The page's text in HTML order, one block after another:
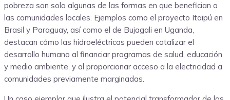
pobreza son solo algunas de las formas en que benefician a
las comunidades locales. Ejemplos como el proyecto Itaipú en
Brasil y Paraguay, así como el de Bujagali en Uganda,
destacan cómo las hidroeléctricas pueden catalizar el
desarrollo humano al financiar programas de salud, educación
y medio ambiente, y al proporcionar acceso a la electricidad a
comunidades previamente marginadas.